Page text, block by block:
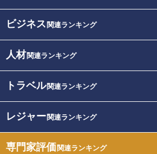
ビジネス 関連ランキング
人材関連ランキング
トラベル関連ランキング
レジャー関連ランキング
専門家評価関連ランキング